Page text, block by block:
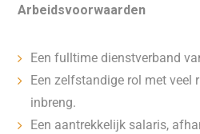
Arbeidsvoorwaarden
Een fulltime dienstverband
Een zelfstandige rol met veel
inbreng.
Een aantrekkelijk salaris,